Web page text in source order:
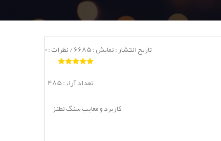
تاریخ انتشار :نمایش :6685
/نظرات :0
485 : تعداد آراء
کاربرد و معایب سنگ نطنز